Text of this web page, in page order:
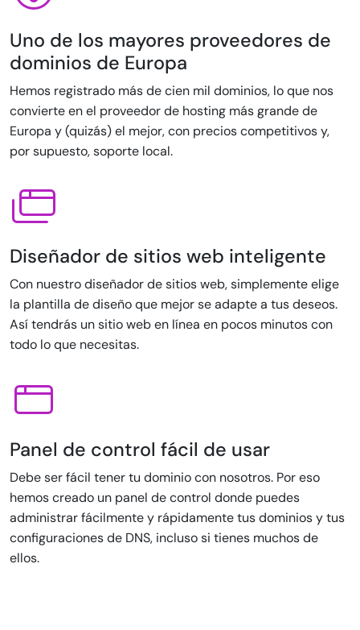
Uno de los mayores proveedores de
dominios de Europa
Hemos registrado más de cien mil dominios, lo que nos
convierte en el proveedor de hosting más grande de
Europa y (quizás) el mejor, con precios competitivos y,
por supuesto, soporte local.
Diseñador de sitios web inteligente
Con nuestro diseñador de sitios web, simplemente elige
la plantilla de diseño que mejor se adapte a tus deseos.
Así tendrás un sitio web en línea en pocos minutos con
todo lo que necesitas.
Panel de control fácil de usar
Debe ser fácil tener tu dominio con nosotros. Por eso
hemos creado un panel de control donde puedes
administrar fácilmente y rápidamente tus dominios y tus
configuraciones de DNS, incluso si tienes muchos de
ellos.